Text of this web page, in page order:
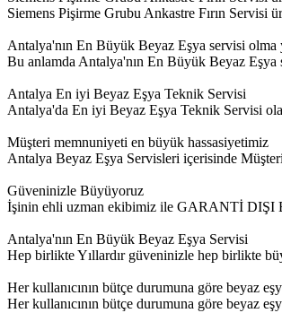
Siemens Pişirme Grubu Ankastre Fırın
Antalya'nın En Büyük Beyaz Eşya servisi olma
Bu anlamda Antalya'nın En Büyük Beyaz
Antalya En iyi Beyaz Eşya Teknik Servisi
Antalya'da En iyi Beyaz Eşya Teknik Servisi
Müşteri memnuniyeti en büyük hassasiyetimiz
Antalya Beyaz Eşya Servisleri içerisinde
Güveninizle Büyüyoruz
İşinin ehli uzman ekibimiz ile GARANTİ DIŞI
Antalya'nın En Büyük Beyaz Eşya Servisi
Hep birlikte Yıllardır güveninizle hep birlikte
Her kullanıcının bütçe durumuna göre beyaz
Her kullanıcının bütçe durumuna göre beyaz